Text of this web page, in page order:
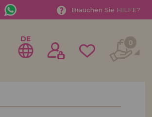
Brauchen Sie HILFE?
DE 0